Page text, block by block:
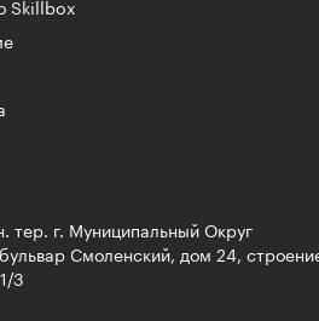
Skillbox
тер. г. Муниципальный Округ
Смоленский, дом 24,
3